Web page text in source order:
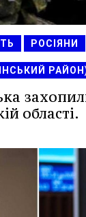
РОСІЯНИ
області.